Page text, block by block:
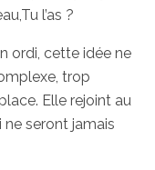
l’as ?
ordi, cette idée ne
trop
Elle rejoint au
seront jamais